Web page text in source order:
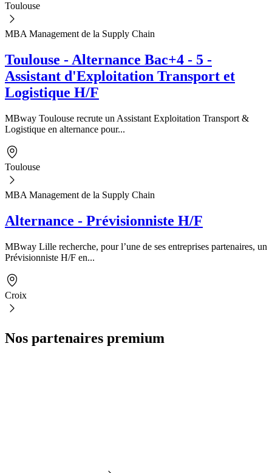
Toulouse
MBA Management de la Supply Chain
Toulouse - Alternance Bac+4 - 5 -
Assistant d'Exploitation Transport et
Logistique H/F
MBway Toulouse recrute un Assistant Exploitation Transport &
Logistique en alternance pour...
Toulouse
MBA Management de la Supply Chain
Alternance - Prévisionniste H/F
MBway Lille recherche, pour l’une de ses entreprises partenaires, un
Prévisionniste H/F en...
Croix
Nos partenaires premium